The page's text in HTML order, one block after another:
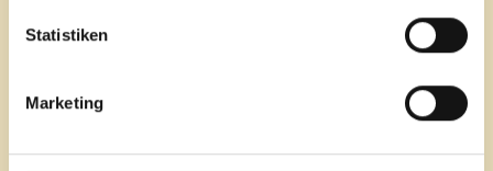
Statistiken
Marketing
Ortsplan
Veranstaltungskalender
Mediathek